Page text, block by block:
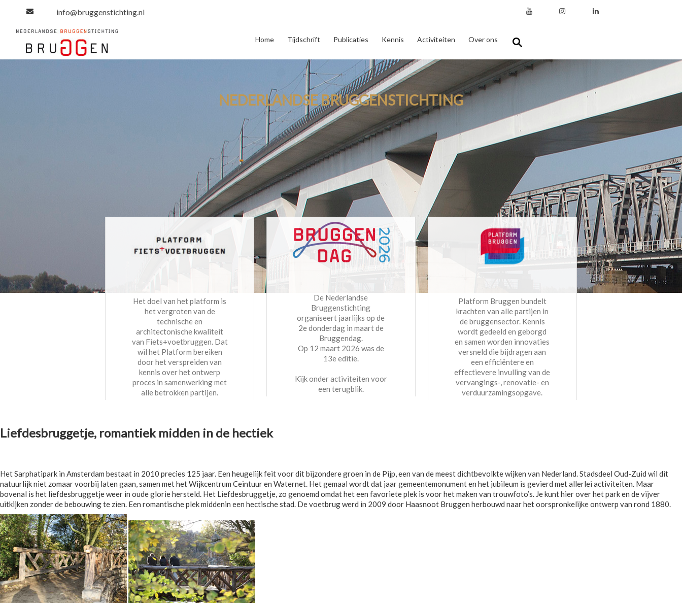
info@bruggenstichting.nl
Home Tijdschrift Publicaties Kennis Activiteiten Over ons
NEDERLANDSE BRUGGENSTICHTING
Het doel van het platform is
het vergroten van de
technische en
architectonische kwaliteit
van Fiets+voetbruggen. Dat
wil het Platform bereiken
door het verspreiden van
kennis over het ontwerp
proces in samenwerking met
alle betrokken partijen.
De Nederlandse
Bruggenstichting
organiseert jaarlijks op de
2e donderdag in maart de
Bruggendag.
Op 12 maart 2026 was de
13e editie.
Kijk onder activiteiten voor
een terugblik.
Platform Bruggen bundelt
krachten van alle partijen in
de bruggensector. Kennis
wordt gedeeld en geborgd
en samen worden innovaties
versneld die bijdragen aan
een efficiëntere en
effectievere invulling van de
vervangings-, renovatie- en
verduurzamingsopgave.
Liefdesbruggetje, romantiek midden in de hectiek
Het Sarphatipark in Amsterdam bestaat in 2010 precies 125 jaar. Een heugelijk feit voor dit bijzondere groen in de Pijp, een van de meest dichtbevolkte wijken van Nederland. Stadsdeel Oud-Zuid wil dit
natuurlijk niet zomaar voorbij laten gaan, samen met het Wijkcentrum Ceintuur en Waternet. Het gemaal wordt dat jaar gemeentemonument en het jubileum is gevierd met allerlei activiteiten. Maar
bovenal is het liefdesbruggetje weer in oude glorie hersteld. Het Liefdesbruggetje, zo genoemd omdat het een favoriete plek is voor het maken van trouwfoto’s. Je kunt hier over het park en de vijver
uitkijken zonder de bebouwing te zien. Een romantische plek middenin een hectische stad. De voetbrug werd in 2009 door Haasnoot Bruggen herbouwd naar het oorspronkelijke ontwerp van rond 1880.